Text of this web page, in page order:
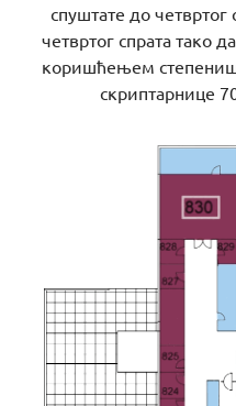
спуштате до
четвртог спрата тако
коришћењем
скриптарнице